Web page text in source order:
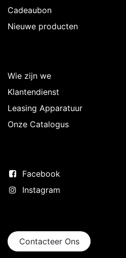
Cadeaubon
Nieuwe producten
Wie zijn we
Klantendienst
Leasing Apparatuur
Onze Catalogus
Facebook
Instagram
Contacteer Ons